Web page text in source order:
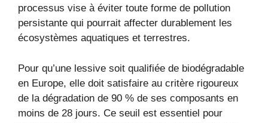
processus vise à éviter toute forme de pollution
persistante qui pourrait affecter durablement les
écosystèmes aquatiques et terrestres.
Pour qu’une lessive soit qualifiée de biodégradable
en Europe, elle doit satisfaire au critère rigoureux
de la dégradation de 90 % de ses composants en
moins de 28 jours. Ce seuil est essentiel pour